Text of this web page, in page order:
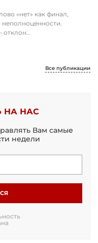
«нет» как финал,
Все публикации
НА НАС
Вам самые
недели